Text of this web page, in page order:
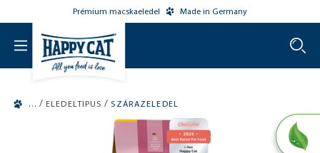
Prémium macskaeledel Made in Germany
/ ELEDELTIPUS / SZÁRAZELEDEL